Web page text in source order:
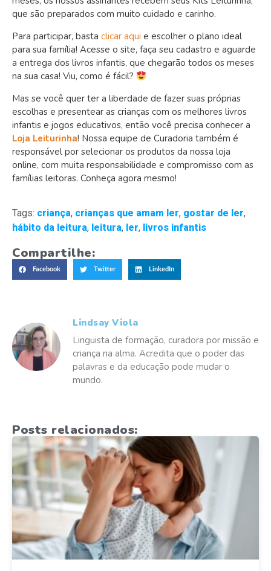
que são preparados com muito cuidado e carinho.
Para participar, basta clicar aqui e escolher o plano ideal
para sua família! Acesse o site, faça seu cadastro e aguarde
a entrega dos livros infantis, que chegarão todos os meses
na sua casa! Viu, como é fácil?
Mas se você quer ter a liberdade de fazer suas próprias
escolhas e presentear as crianças com os melhores livros
infantis e jogos educativos, então você precisa conhecer a
Loja Leiturinha! Nossa equipe de Curadoria também é
responsável por selecionar os produtos da nossa loja
online, com muita responsabilidade e compromisso com as
famílias leitoras. Conheça agora mesmo!
Tags: criança, crianças que amam ler, gostar de ler,
hábito da leitura, leitura, ler, livros infantis
Compartilhe:
Facebook Twitter LinkedIn
Lindsay Viola
Linguista de formação, curadora por missão e
criança na alma. Acredita que o poder das
palavras e da educação pode mudar o
mundo.
Posts relacionados: